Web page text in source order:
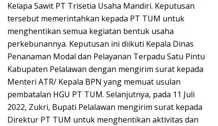
Kelapa Sawit PT Trisetia Usaha Mandiri. Keputusan
tersebut memerintahkan kepada PT TUM untuk
menghentikan semua kegiatan bentuk usaha
perkebunannya. Keputusan ini diikuti Kepala Dinas
Penanaman Modal dan Pelayanan Terpadu Satu Pintu
Kabupaten Pelalawan dengan mengirim surat kepada
Menteri ATR/ Kepala BPN yang memuat usulan
pembatalan HGU PT TUM. Selanjutnya, pada 11 Juli
2022, Zukri, Bupati Pelalawan mengirim surat kepada
Direktur PT TUM untuk menghentikan aktivitas dan